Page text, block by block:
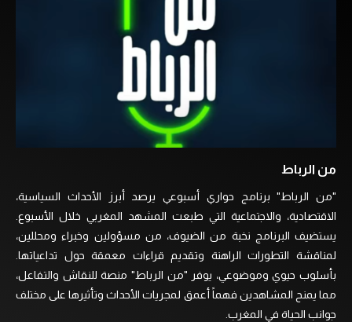
من الرباط
"من الرباط" برنامج حواري أسبوعي يرصد أبرز الأحداث السياسية،
الاقتصادية، والاجتماعية التي طبعت المشهد المغربي خلال الأسبوع.
يستضيف البرنامج نخبة من الضيوف، من مسؤولين وخبراء ومحللين،
لمناقشة التطورات الراهنة وتقديم قراءات معمقة حول تداعياتها.
بأسلوب حيوي وموضوعي، يوفر "من الرباط" منصة للنقاش والتفاعل،
مما يمنح المشاهدين فهماً أعمق لمجريات الأحداث وتأثيرها على مختلف
جوانب الحياة في المغرب.